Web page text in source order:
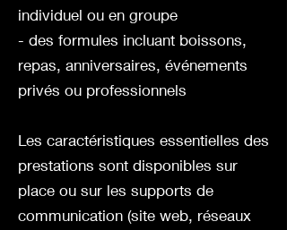
individuel ou en groupe
- des formules incluant boissons,
repas, anniversaires, événements
privés ou professionnels
Les caractéristiques essentielles des
prestations sont disponibles sur
place ou sur les supports de
communication (site web, réseaux